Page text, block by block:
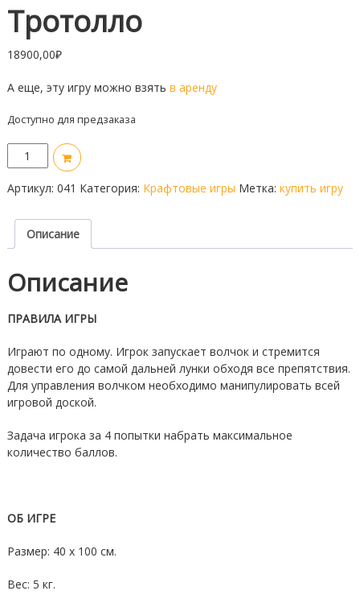
Тротолло
18900,00₽
А еще, эту игру можно взять в аренду
Доступно для предзаказа
Количество
товара
Тротолло
Артикул: 041 Категория: Крафтовые игры Метка: купить игру
Описание
Описание
ПРАВИЛА ИГРЫ
Играют по одному. Игрок запускает волчок и стремится
довести его до самой дальней лунки обходя все препятствия.
Для управления волчком необходимо манипулировать всей
игровой доской.
Задача игрока за 4 попытки набрать максимальное
количество баллов.
ОБ ИГРЕ
Размер: 40 х 100 см.
Вес: 5 кг.